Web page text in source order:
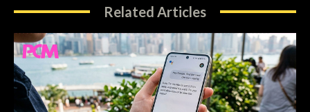
Related Articles